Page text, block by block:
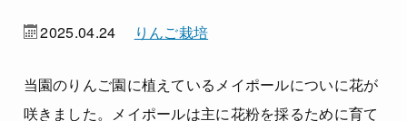
2025.04.24 りんご栽培
当園のりんご園に植えているメイポールについに花が
咲きました。メイポールは主に花粉を採るために育て